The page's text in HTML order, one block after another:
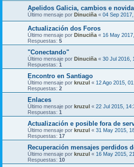
Apelidos Galicia, cambios e
Último mensaje por Dinuciña « 04 Sep
Actualización dos Foros
Último mensaje por Dinuciña « 16 May
Respuestas: 5
"Conectando"
Último mensaje por Dinuciña « 30 Jul 2016,
Respuestas: 1
Encontro en Santiago
Último mensaje por kruzul « 12 Ago 2015,
Respuestas: 2
Enlaces
Último mensaje por kruzul « 22 Jul 2015,
Respuestas: 1
Actualización e posible fora de
Último mensaje por kruzul « 31 May 2015,
Respuestas: 17
Recuperación mensajes perdidos
Último mensaje por kruzul « 16 May 2015,
Respuestas: 10